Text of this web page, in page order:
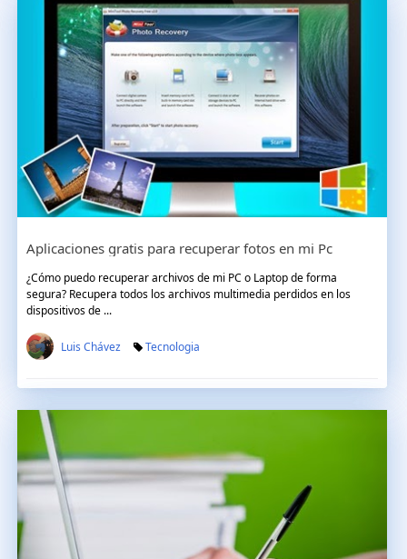
Aplicaciones gratis para recuperar fotos en mi Pc
¿Cómo puedo recuperar archivos de mi PC o Laptop de forma
segura? Recupera todos los archivos multimedia perdidos en los
dispositivos de ...
Luis Chávez Tecnologia